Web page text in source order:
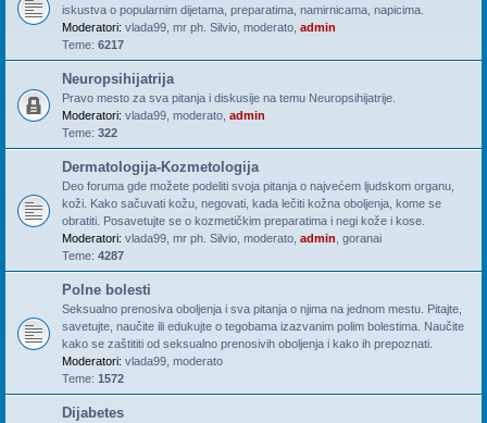
iskustva o popularnim dijetama, preparatima, namirnicama, napicima.
Moderatori: vlada99 mr ph. Silvio moderato admin
Teme: 6217
Neuropsihijatrija
Pravo mesto za sva pitanja i diskusije na temu Neuropsihijatrije.
Moderatori: vlada99 moderato admin
Teme: 322
Dermatologija-Kozmetologija
Deo foruma gde možete podeliti svoja pitanja o najvećem ljudskom organu,
koži. Kako sačuvati kožu, negovati, kada lečiti kožna oboljenja, kome se
obratiti. Posavetujte se o kozmetičkim preparatima i negi kože i kose.
Moderatori: vlada99 mr ph. Silvio moderato admin goranai
Teme: 4287
Polne bolesti
Seksualno prenosiva oboljenja i sva pitanja o njima na jednom mestu. Pitajte,
savetujte, naučite ili edukujte o tegobama izazvanim polim bolestima. Naučite
kako se zaštititi od seksualno prenosivih oboljenja i kako ih prepoznati.
Moderatori: vlada99 moderato
Teme: 1572
Dijabetes